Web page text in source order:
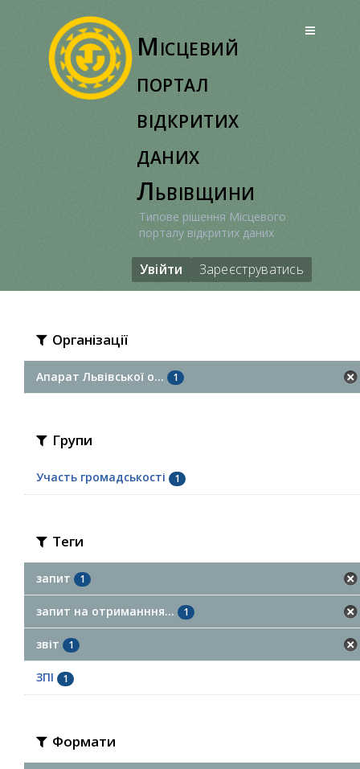
Місцевий
портал
відкритих
даних
Львівщини
Типове рішення Місцевого
порталу відкритих даних
Увійти Зареєструватись
Організації
Апарат Львівської о... 1
Групи
Участь громадськості 1
Теги
запит 1
запит на отриманння... 1
звіт 1
ЗПІ 1
Формати